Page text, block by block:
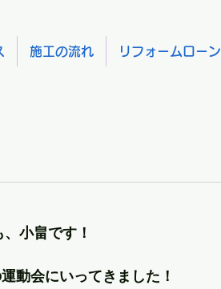
施工の流れ リフォームローン
、小畠です！
動会にいってきました！